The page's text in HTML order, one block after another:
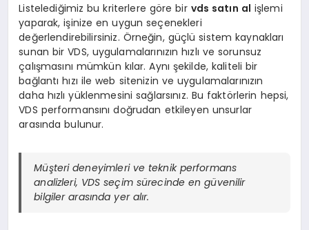
Listelediğimiz bu kriterlere göre bir vds satın al işlemi
yaparak, işinize en uygun seçenekleri
değerlendirebilirsiniz. Örneğin, güçlü sistem kaynakları
sunan bir VDS, uygulamalarınızın hızlı ve sorunsuz
çalışmasını mümkün kılar. Aynı şekilde, kaliteli bir
bağlantı hızı ile web sitenizin ve uygulamalarınızın
daha hızlı yüklenmesini sağlarsınız. Bu faktörlerin hepsi,
VDS performansını doğrudan etkileyen unsurlar
arasında bulunur.
Müşteri deneyimleri ve teknik performans
analizleri, VDS seçim sürecinde en güvenilir
bilgiler arasında yer alır.